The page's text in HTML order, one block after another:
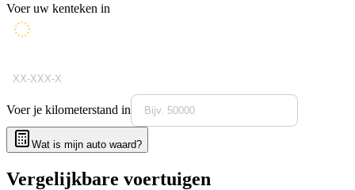
Voer uw kenteken in
Voer je kilometerstand in
Wat is mijn auto waard?
Vergelijkbare voertuigen